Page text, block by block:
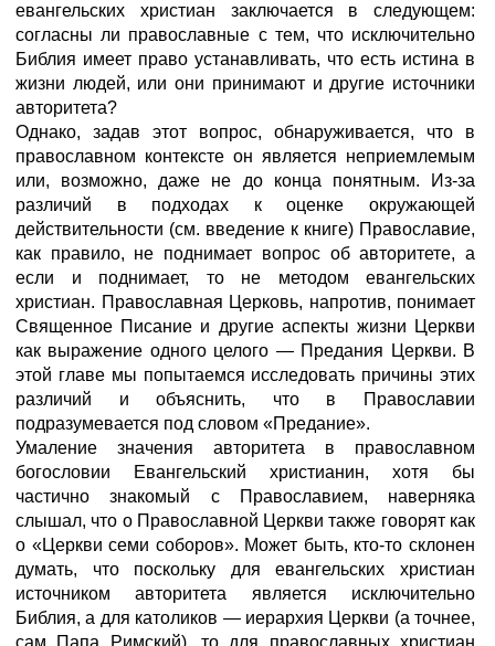
евангельских христиан заключается в следующем:
согласны ли православные с тем, что исключительно
Библия имеет право устанавливать, что есть истина в
жизни людей, или они принимают и другие источники
авторитета?
Однако, задав этот вопрос, обнаруживается, что в
православном контексте он является неприемлемым
или, возможно, даже не до конца понятным. Из-за
различий в подходах к оценке окружающей
действительности (см. введение к книге) Православие,
как правило, не поднимает вопрос об авторитете, а
если и поднимает, то не методом евангельских
христиан. Православная Церковь, напротив, понимает
Священное Писание и другие аспекты жизни Церкви
как выражение одного целого — Предания Церкви. В
этой главе мы попытаемся исследовать причины этих
различий и объяснить, что в Православии
подразумевается под словом «Предание».
Умаление значения авторитета в православном
богословии Евангельский христианин, хотя бы
частично знакомый с Православием, наверняка
слышал, что о Православной Церкви также говорят как
о «Церкви семи соборов». Может быть, кто-то склонен
думать, что поскольку для евангельских христиан
источником авторитета является исключительно
Библия, а для католиков — иерархия Церкви (а точнее,
сам Папа Римский), то для православных христиан